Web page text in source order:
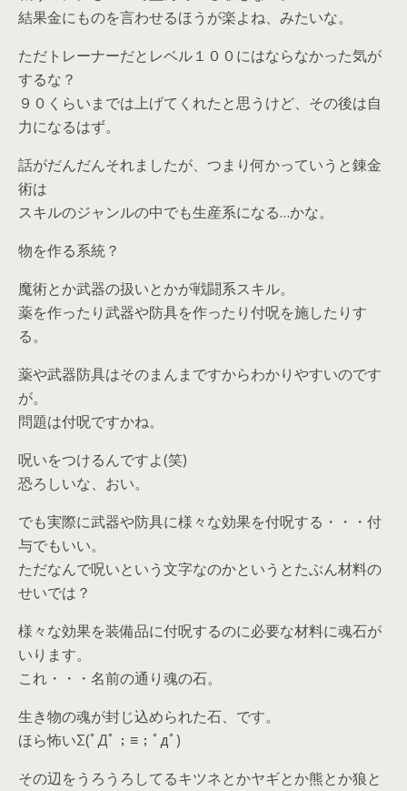
結果金にものを言わせるほうが楽よね、みたいな。
ただトレーナーだとレベル１００にはならなかった気が
するな？
９０くらいまでは上げてくれたと思うけど、その後は自
力になるはず。
話がだんだんそれましたが、つまり何かっていうと錬金
術は
スキルのジャンルの中でも生産系になる…かな。
物を作る系統？
魔術とか武器の扱いとかが戦闘系スキル。
薬を作ったり武器や防具を作ったり付呪を施したりす
る。
薬や武器防具はそのまんまですからわかりやすいのです
が。
問題は付呪ですかね。
呪いをつけるんですよ(笑)
恐ろしいな、おい。
でも実際に武器や防具に様々な効果を付呪する・・・付
与でもいい。
ただなんで呪いという文字なのかというとたぶん材料の
せいでは？
様々な効果を装備品に付呪するのに必要な材料に魂石が
いります。
これ・・・名前の通り魂の石。
生き物の魂が封じ込められた石、です。
ほら怖いΣ(ﾟДﾟ；≡；ﾟдﾟ)
その辺をうろうろしてるキツネとかヤギとか熊とか狼と